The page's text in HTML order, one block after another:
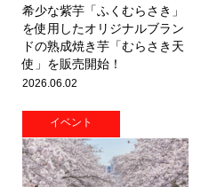
希少な紫芋「ふくむらさき」
を使用したオリジナルブラン
ドの熟成焼き芋「むらさき天
使」を販売開始！
2026.06.02
イベント